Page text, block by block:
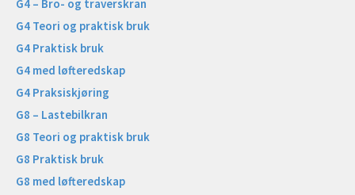
G4 – Bro- og traverskran
G4 Teori og praktisk bruk
G4 Praktisk bruk
G4 med løfteredskap
G4 Praksiskjøring
G8 – Lastebilkran
G8 Teori og praktisk bruk
G8 Praktisk bruk
G8 med løfteredskap